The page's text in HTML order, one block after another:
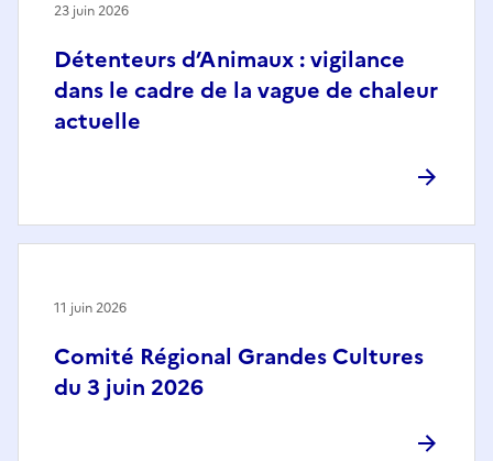
Détenteurs d’Animaux : vigilance
dans le cadre de la vague de chaleur
actuelle
23 juin 2026
Comité Régional Grandes Cultures
du 3 juin 2026
11 juin 2026